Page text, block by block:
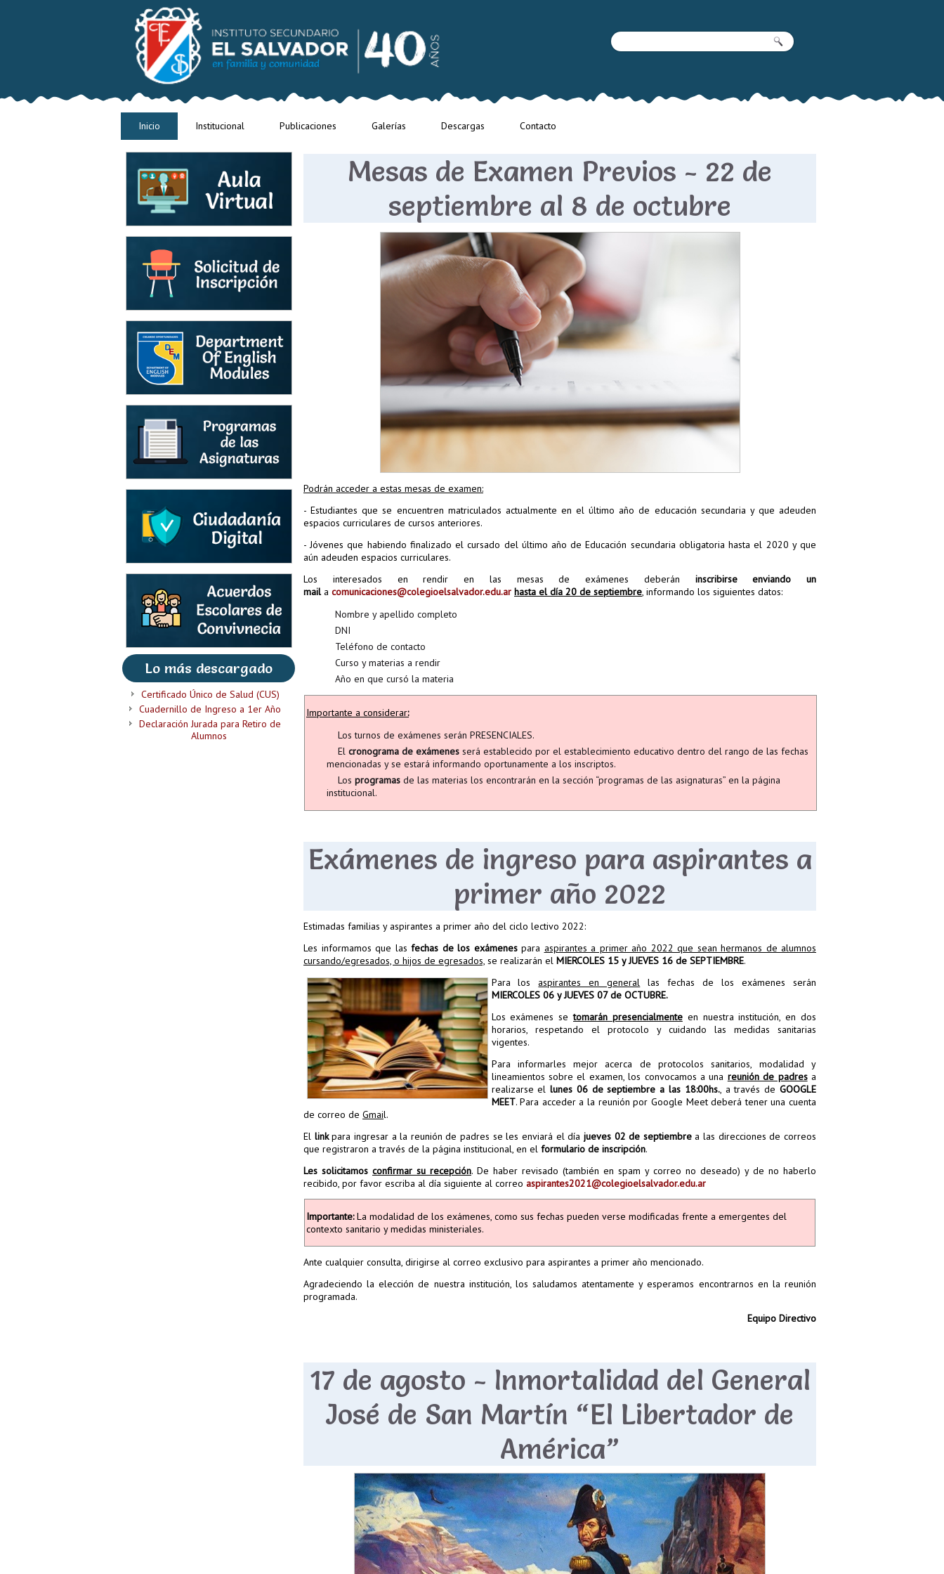
Inicio Institucional Publicaciones Galerías Descargas Contacto
Lo más descargado
Certificado Único de Salud (CUS)
Cuadernillo de Ingreso a 1er Año
Declaración Jurada para Retiro de
Alumnos
Mesas de Examen Previos - 22 de
septiembre al 8 de octubre
Podrán acceder a estas mesas de examen:
- Estudiantes que se encuentren matriculados actualmente en el último año de educación secundaria y que adeuden
espacios curriculares de cursos anteriores.
- Jóvenes que habiendo finalizado el cursado del último año de Educación secundaria obligatoria hasta el 2020 y que
aún adeuden espacios curriculares.
Los interesados en rendir en las mesas de exámenes deberán inscribirse enviando un
maila comunicaciones@colegioelsalvador.edu.ar hasta el día 20 de septiembre, informando los siguientes datos:
Nombre y apellido completo
DNI
Teléfono de contacto
Curso y materias a rendir
Año en que cursó la materia
Importante a considerar:
Los turnos de exámenes serán PRESENCIALES.
El cronograma de exámenes será establecido por el establecimiento educativo dentro del rango de las fechas
mencionadas y se estará informando oportunamente a los inscriptos.
Los programas de las materias los encontrarán en la sección “programas de las asignaturas” en la página
institucional.
Exámenes de ingreso para aspirantes a
primer año 2022
Estimadas familias y aspirantes a primer año del ciclo lectivo 2022:
Les informamos que las fechas de los exámenespara aspirantes a primer año 2022 que sean hermanos de alumnos
cursando/egresados, o hijos de egresados, se realizarán el MIERCOLES 15 y JUEVES 16 de SEPTIEMBRE.
Para los aspirantes en general las fechas de los exámenes serán
MIERCOLES 06 y JUEVES 07 de OCTUBRE.
Los exámenes setomarán presencialmenteen nuestra institución, en dos
horarios, respetando el protocolo y cuidando las medidas sanitarias
vigentes.
Para informarles mejor acerca de protocolos sanitarios, modalidad y
lineamientos sobre el examen, los convocamos a una reunión de padresa
realizarse ellunes 06 de septiembre a las 18:00hs., a través deGOOGLE
MEET. Para acceder a la reunión por Google Meet deberá tener una cuenta
de correo de Gmail.
El linkpara ingresar a la reunión de padres se les enviará el día jueves 02 de septiembrea las direcciones de correos
que registraron a través de la página institucional, en el formulario de inscripción.
Les solicitamos confirmar su recepción. De haber revisado (también en spam y correo no deseado) y de no haberlo
recibido, por favor escriba al día siguiente al correo aspirantes2021@colegioelsalvador.edu.ar
Importante:La modalidad de los exámenes, como sus fechas pueden verse modificadas frente a emergentes del
contexto sanitario y medidas ministeriales.
Ante cualquier consulta, dirigirse al correo exclusivo para aspirantes a primer año mencionado.
Agradeciendo la elección de nuestra institución, los saludamos atentamente y esperamos encontrarnos en la reunión
programada.
Equipo Directivo
17 de agosto - Inmortalidad del General
José de San Martín “El Libertador de
América”